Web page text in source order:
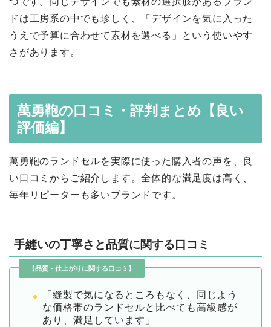
ドは工房系の中でも珍しく、「デザインを気に入った
うえで予算に合わせて素材を選べる」という使いやす
さがあります。
萬勇鞄の口コミ・評判まとめ【良い
評価編】
萬勇鞄のランドセルを実際に使った購入者の声を、良
い口コミからご紹介します。全体的な満足度は高く、
毎年リピーターも多いブランドです。
手縫いの丁寧さと品質に関する口コミ
【品質・仕上がりに関する口コミ】
「縫製で気になるところもなく、同じよう
な価格帯のランドセルと比べても高級感が
あり、満足しています」